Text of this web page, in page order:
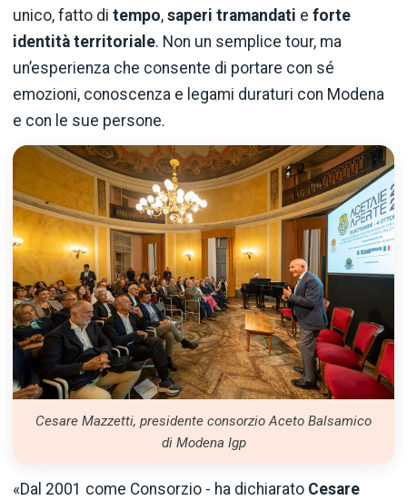
unico, fatto di tempo, saperi tramandati e forte
identità territoriale. Non un semplice tour, ma
un’esperienza che consente di portare con sé
emozioni, conoscenza e legami duraturi con Modena
e con le sue persone.
Cesare Mazzetti, presidente consorzio Aceto Balsamico
di Modena Igp
«Dal 2001 come Consorzio - ha dichiarato Cesare